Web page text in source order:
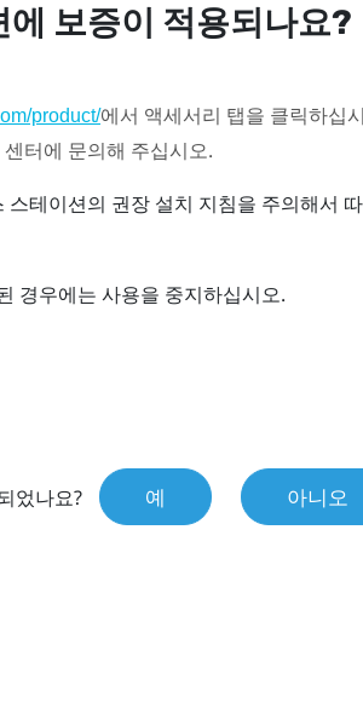
보증이 적용되나요?
product/에서 액세서리 탭을 클릭하십
터에 문의해 주십시오.
테이션의 권장 설치 지침을 주의해서
경우에는 사용을 중지하십시오.
었나요? 예 아니오